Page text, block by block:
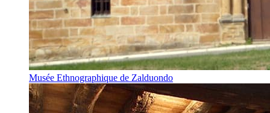
Musée Ethnographique de Zalduondo